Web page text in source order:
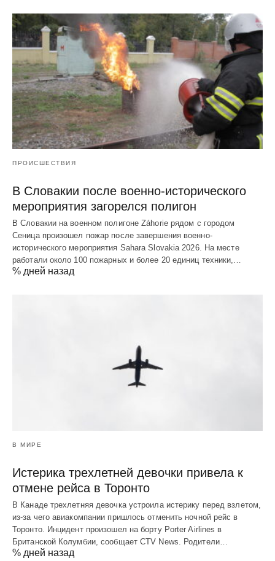
ПРОИСШЕСТВИЯ
В Словакии после военно-исторического
мероприятия загорелся полигон
В Словакии на военном полигоне Záhorie рядом с городом
Сеница произошел пожар после завершения военно-
исторического мероприятия Sahara Slovakia 2026. На месте
работали около 100 пожарных и более 20 единиц техники,…
% дней назад
В МИРЕ
Истерика трехлетней девочки привела к
отмене рейса в Торонто
В Канаде трехлетняя девочка устроила истерику перед взлетом,
из-за чего авиакомпании пришлось отменить ночной рейс в
Торонто. Инцидент произошел на борту Porter Airlines в
Британской Колумбии, сообщает CTV News. Родители…
% дней назад